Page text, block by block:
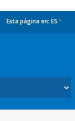
Esta página en: ES